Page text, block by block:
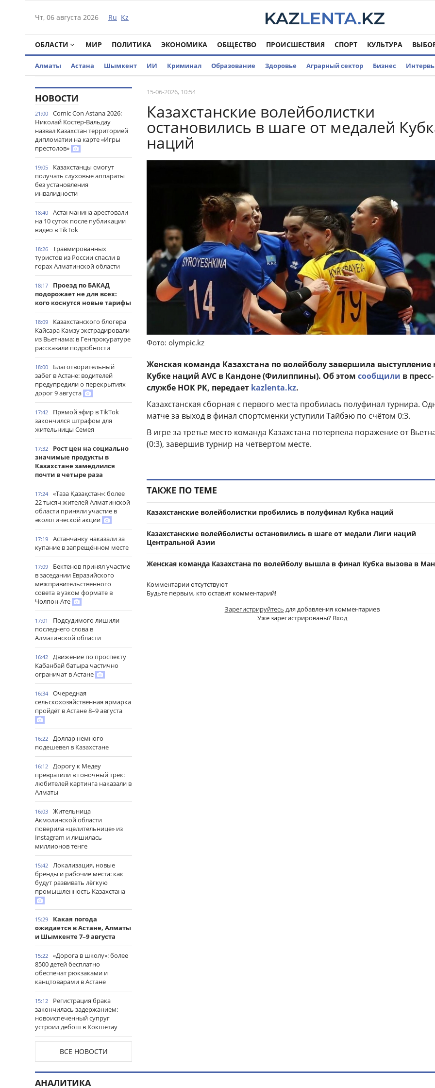
Чт, 06 августа 2026 Ru Kz
ОБЛАСТИ МИР ПОЛИТИКА ЭКОНОМИКА ОБЩЕСТВО ПРОИСШЕСТВИЯ СПОРТ КУЛЬТУРА
Алматы Астана Шымкент ИИ Криминал Образование Здоровье Аграрный сектор Бизнес
НОВОСТИ
21:00
Comic Con Astana 2026:
Николай Костер-Вальдау
назвал Казахстан территорией
дипломатии на карте «Игры
престолов»
19:05
Казахстанцы смогут
получать слуховые аппараты
без установления
инвалидности
18:40
Астанчанина арестовали
на 10 суток после публикации
видео в TikTok
18:26
Травмированных
туристов из России спасли в
горах Алматинской области
18:17
Проезд по БАКАД
подорожает не для всех:
кого коснутся новые тарифы
18:09
Казахстанского блогера
Кайсара Камзу экстрадировали
из Вьетнама: в Генпрокуратуре
рассказали подробности
18:00
Благотворительный
забег в Астане: водителей
предупредили о перекрытиях
дорог 9 августа
17:42
Прямой эфир в TikTok
закончился штрафом для
жительницы Семея
17:32
Рост цен на социально
значимые продукты в
Казахстане замедлился
почти в четыре раза
17:24
«Таза Қазақстан»: более
22 тысяч жителей Алматинской
области приняли участие в
экологической акции
17:19
Астанчанку наказали за
купание в запрещённом месте
17:09
Бектенов принял участие
в заседании Евразийского
межправительственного
совета в узком формате в
Чолпон-Ате
17:01
Подсудимого лишили
последнего слова в
Алматинской области
16:42
Движение по проспекту
Кабанбай батыра частично
ограничат в Астане
16:34
Очередная
сельскохозяйственная ярмарка
пройдёт в Астане 8–9 августа
16:22
Доллар немного
подешевел в Казахстане
16:12
Дорогу к Медеу
превратили в гоночный трек:
любителей картинга наказали в
Алматы
16:03
Жительница
Акмолинской области
поверила «целительнице» из
Instagram и лишилась
миллионов тенге
15:42
Локализация, новые
бренды и рабочие места: как
будут развивать лёгкую
промышленность Казахстана
15:29
Какая погода
ожидается в Астане, Алматы
и Шымкенте 7–9 августа
15:22
«Дорога в школу»: более
8500 детей бесплатно
обеспечат рюкзаками и
канцтоварами в Астане
15:12
Регистрация брака
закончилась задержанием:
новоиспеченный супруг
устроил дебош в Кокшетау
Сауран началась реставрация
исторических памятников
14:53
Выезд на встречную
ВСЕ НОВОСТИ
15-06-2026, 10:54
Казахстанские волейболистки
остановились в шаге от медалей
наций
Фото: olympic.kz
Женская команда Казахстана по волейболу завершила выступление
Кубке наций AVC в Кандоне (Филиппины). Об этом сообщили в пресс-
службе НОК РК, передает kazlenta.kz.
Казахстанская сборная с первого места пробилась полуфинал турнира.
матче за выход в финал спортсменки уступили Тайбэю по счётом 0:3.
В игре за третье место команда Казахстана потерпела поражение от
(0:3), завершив турнир на четвертом месте.
ТАКЖЕ ПО ТЕМЕ
Казахстанские волейболистки пробились в полуфинал Кубка наций
Казахстанские волейболисты остановились в шаге от медали Лиги наций
Центральной Азии
Женская команда Казахстана по волейболу вышла в финал Кубка вызова в
Комментарии отсутствуют
Будьте первым, кто оставит комментарий!
Зарегистрируйтесь для добавления комментариев
Уже зарегистрированы? Вход
АНАЛИТИКА